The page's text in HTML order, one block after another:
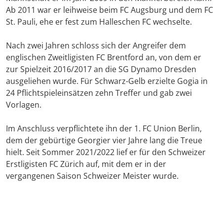
Ab 2011 war er leihweise beim FC Augsburg und dem FC
St. Pauli, ehe er fest zum Halleschen FC wechselte.
Nach zwei Jahren schloss sich der Angreifer dem
englischen Zweitligisten FC Brentford an, von dem er
zur Spielzeit 2016/2017 an die SG Dynamo Dresden
ausgeliehen wurde. Für Schwarz-Gelb erzielte Gogia in
24 Pflichtspieleinsätzen zehn Treffer und gab zwei
Vorlagen.
Im Anschluss verpflichtete ihn der 1. FC Union Berlin,
dem der gebürtige Georgier vier Jahre lang die Treue
hielt. Seit Sommer 2021/2022 lief er für den Schweizer
Erstligisten FC Zürich auf, mit dem er in der
vergangenen Saison Schweizer Meister wurde.